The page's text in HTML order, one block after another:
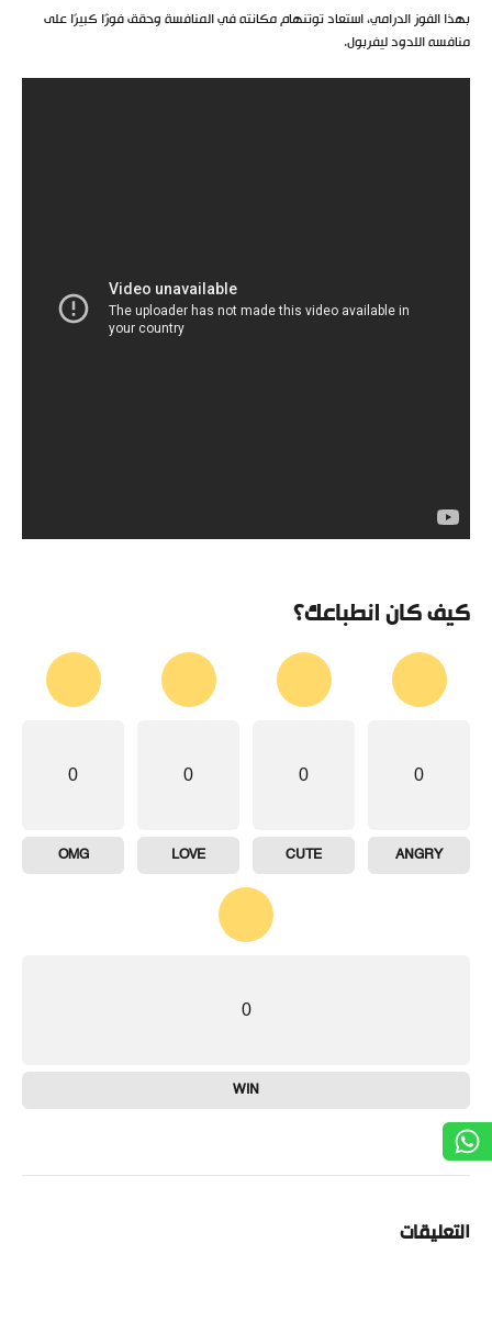
بهذا الفوز الدرامي، استعاد توتنهام مكانته في المنافسة وحقق فوزًا كبيرًا على
منافسه اللدود ليفربول.
كيف كان انطباعك؟
0
ANGRY
0
CUTE
0
LOVE
0
OMG
0
WIN
التعليقات